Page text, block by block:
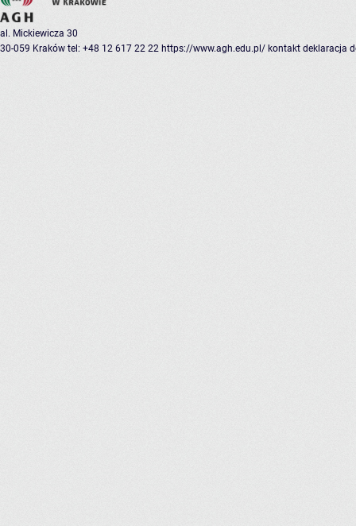
al. Mickiewicza 30
30-059 Kraków tel: +48 12 617 22 22 https://www.agh.edu.pl/ kontakt deklaracja